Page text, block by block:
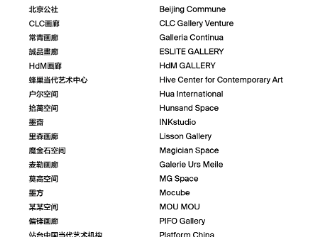
周将持续以创新为引擎，赋能艺术生态繁荣发展，引领城市文化生
崭新篇章。